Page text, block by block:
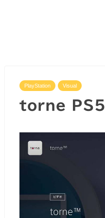
PlayStation Visual
torne PS5